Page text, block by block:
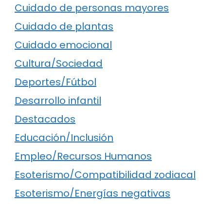
Cuidado de personas mayores
Cuidado de plantas
Cuidado emocional
Cultura/Sociedad
Deportes/Fútbol
Desarrollo infantil
Destacados
Educación/Inclusión
Empleo/Recursos Humanos
Esoterismo/Compatibilidad zodiacal
Esoterismo/Energías negativas